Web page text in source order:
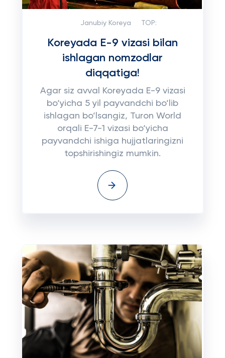
Janubiy Koreya TOP:
Koreyada E-9 vizasi bilan
ishlagan nomzodlar
diqqatiga!
Agar siz avval Koreyada E-9 vizasi
bo‘yicha 5 yil payvandchi bo‘lib
ishlagan bo‘lsangiz, Turon World
orqali E-7-1 vizasi bo‘yicha
payvandchi ishiga hujjatlaringizni
topshirishingiz mumkin.